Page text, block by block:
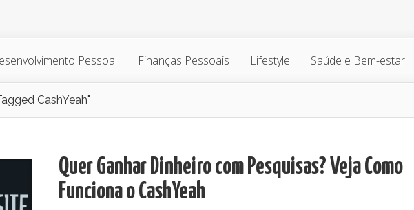
Pessoal Finanças Pessoais Lifestyle Saúde e Bem-estar
CashYeah"
Quer Ganhar Dinheiro com Pesquisas? Veja Como
Funciona o CashYeah